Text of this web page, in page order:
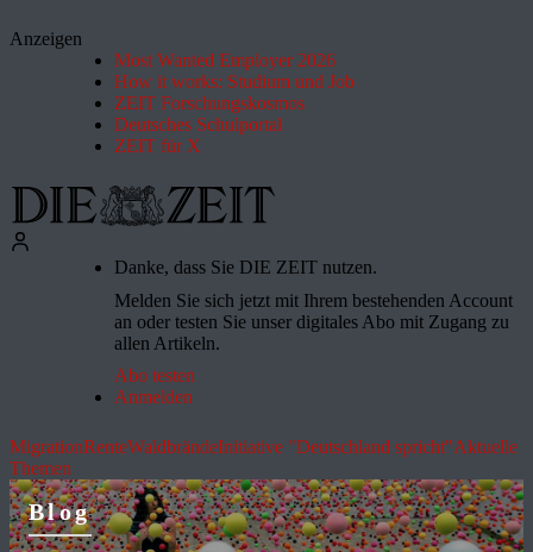
Anzeigen
Most Wanted Employer 2026
How it works: Studium und Job
ZEIT Forschungskosmos
Deutsches Schulportal
ZEIT für X
Danke, dass Sie DIE ZEIT nutzen.
Melden Sie sich jetzt mit Ihrem bestehenden Account
an oder testen Sie unser digitales Abo mit Zugang zu
allen Artikeln.
Abo testen
Anmelden
MigrationRenteWaldbrändeInitiative "Deutschland spricht"Aktuelle
Themen
Blog